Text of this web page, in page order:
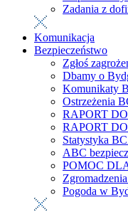
Zadania z
Komunikacja
Bezpieczeństwo
Zgłoś
Dbamy o
Komunikaty
Ostrzeżenia
RAPORT
RAPORT
Statystyka
ABC
POMOC
Pogoda w